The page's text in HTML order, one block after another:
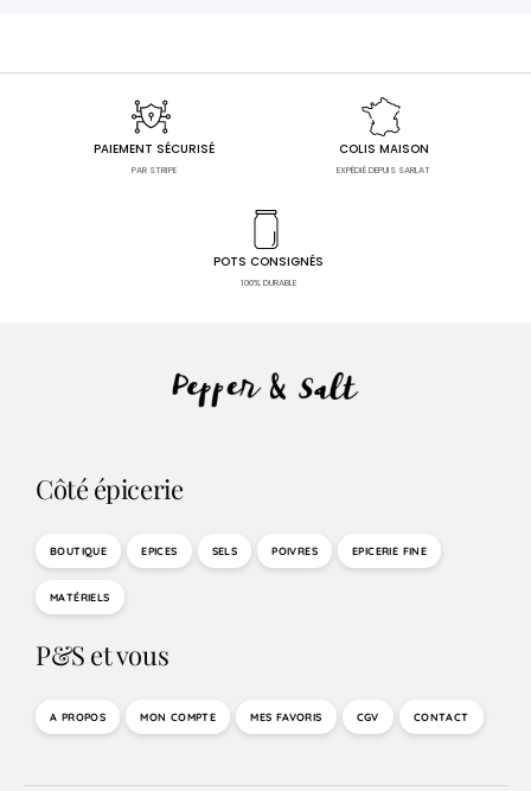
PAIEMENT SÉCURISÉ
PAR STRIPE
COLIS MAISON
EXPÉDIÉ DEPUIS SARLAT
POTS CONSIGNÉS
100% DURABLE
Côté épicerie
BOUTIQUE EPICES SELS POIVRES EPICERIE FINE
MATÉRIELS
P&S et vous
A PROPOS MON COMPTE MES FAVORIS CGV CONTACT